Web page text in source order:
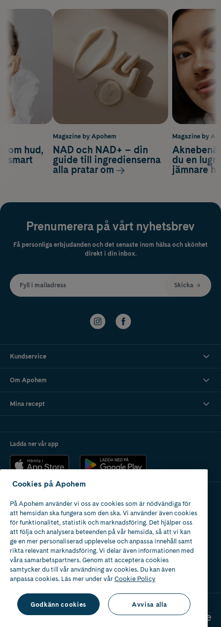
Magazine by
du en
jämnare
om hud,
smart
Magazine by Apohem
NAD och NAD+ – din
guide till ingredienserna
alla pratar om
Prenumerera på vårt nyhetsbrev
Få personliga erbjudanden och det senaste inom hälsa och skönhet
direkt i din inbox.
Fyll i mailadress Skicka
Kundservice
Om Apohem
Mina recept
Ladda ner vår app
Apotek med tillstånd
av Läkemedelsverket
Cookies på Apohem
På Apohem använder vi oss av cookies som är nödvändiga för
att hemsidan ska fungera som den ska. Vi använder även cookies
för funktionalitet, statistik och marknadsföring. Det hjälper oss
att följa och analysera beteenden på vår hemsida, så att vi kan
ge en mer personaliserad upplevelse och anpassa innehåll samt
rikta relevant marknadsföring. Vi delar även informationen med
våra samarbetspartners. Genom att acceptera cookies
samtycker du till vår användning av cookies. Du kan även
anpassa cookies. Läs mer under vårCookie Policy
Godkänn cookies Avvisa alla